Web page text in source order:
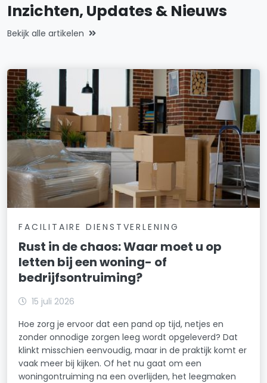
Inzichten, Updates & Nieuws
Bekijk alle artikelen
FACILITAIRE DIENSTVERLENING
Rust in de chaos: Waar moet u op
letten bij een woning- of
bedrijfsontruiming?
15 juli 2026
Hoe zorg je ervoor dat een pand op tijd, netjes en
zonder onnodige zorgen leeg wordt opgeleverd? Dat
klinkt misschien eenvoudig, maar in de praktijk komt er
vaak meer bij kijken. Of het nu gaat om een
woningontruiming na een overlijden, het leegmaken